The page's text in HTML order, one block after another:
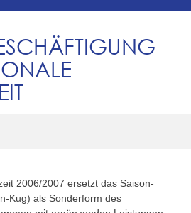
2006/2007 ersetzt das Saison-
Kug) als Sonderform des